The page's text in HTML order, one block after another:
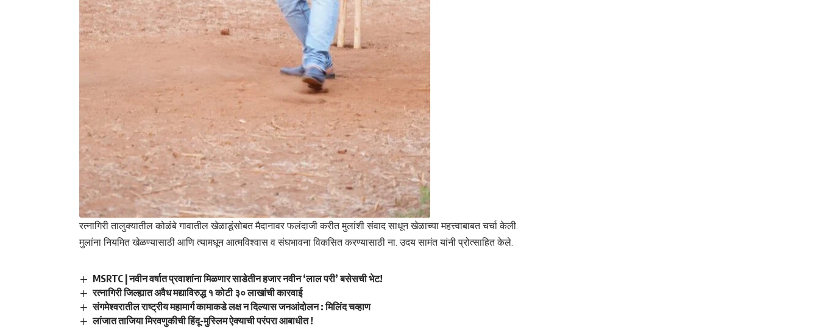
रत्नागिरी तालुक्यातील कोळंबे गावातील खेळाडूंसोबत मैदानावर फलंदाजी करीत मुलांशी संवाद साधून खेळाच्या महत्त्वाबाबत चर्चा केली.
मुलांना नियमित खेळण्यासाठी आणि त्यामधून आत्मविश्वास व संघभावना विकसित करण्यासाठी ना. उदय सामंत यांनी प्रोत्साहित केले.
MSRTC | नवीन वर्षात प्रवाशांना मिळणार साडेतीन हजार नवीन ‘लाल परी’ बसेसची भेट!
रत्नागिरी जिल्ह्यात अवैध मद्याविरुद्ध १ कोटी ३० लाखांची कारवाई
संगमेश्वरातील राष्ट्रीय महामार्ग कामाकडे लक्ष न दिल्यास जनआंदोलन : मिलिंद चव्हाण
लांजात ताजिया मिरवणुकीची हिंदू-मुस्लिम ऐक्याची परंपरा आबाधीत !